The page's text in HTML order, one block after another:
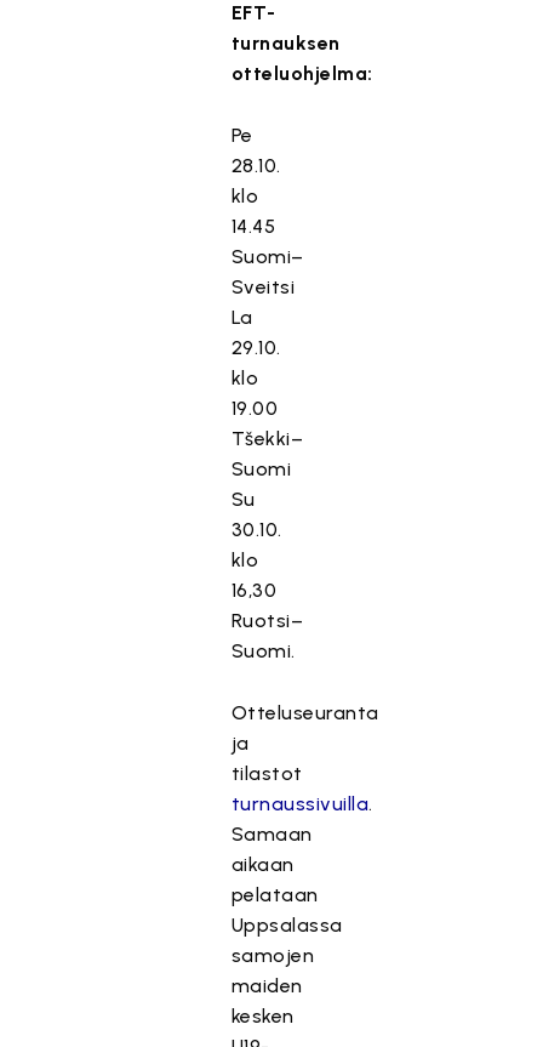
EFT-
turnauksen
otteluohjelma:
Pe
28.10.
klo
14.45
Suomi–
Sveitsi
La
29.10.
klo
19.00
Tšekki–
Suomi
Su
30.10.
klo
16,30
Ruotsi–
Suomi.
Otteluseuranta
ja
tilastot
turnaussivuilla.
Samaan
aikaan
pelataan
Uppsalassa
samojen
maiden
kesken